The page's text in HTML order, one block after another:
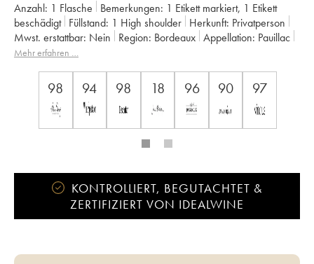
Anzahl: 1 Flasche Bemerkungen: 1 Etikett markiert, 1 Etikett
beschädigt Füllstand: 1 High shoulder Herkunft:
privatperson
Mwst. erstattbar:
nein Region: Bordeaux Appellation: Pauillac
Klassifizierung:
Mehr erfahren …
98 94 98 18 96 90 97
KONTROLLIERT, BEGUTACHTET &
ZERTIFIZIERT VON IDEALWINE